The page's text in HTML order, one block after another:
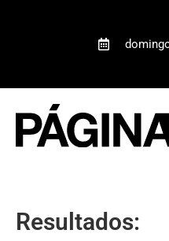
Resultados: